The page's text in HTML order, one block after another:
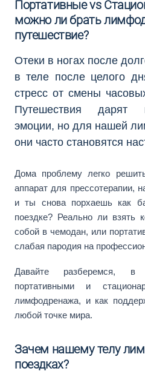
Портативные vs
можно ли брать
путешествие?
Отеки в ногах после
в теле после целого
стресс от смены
Путешествия дарят
эмоции, но для нашей
они часто становятся
Дома проблему легко
аппарат для прессотерапии,
и ты снова порхаешь как
поездке? Реально ли взять
собой в чемодан, или
слабая пародия на
Давайте разберемся,
портативными и
лимфодренажа, и как
любой точке мира.
Зачем нашему телу
поездках?